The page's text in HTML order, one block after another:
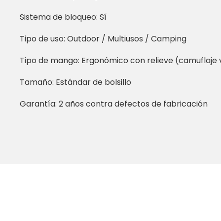
Sistema de bloqueo: Sí
Tipo de uso: Outdoor / Multiusos / Camping
Tipo de mango: Ergonómico con relieve (camuflaje
Tamaño: Estándar de bolsillo
Garantía: 2 años contra defectos de fabricación